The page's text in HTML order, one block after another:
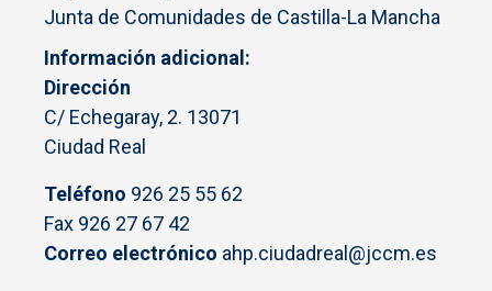
Junta de Comunidades de Castilla-La Mancha
Información adicional
Dirección
C/ Echegaray, 2. 13071
Ciudad Real
Teléfono 926 25 55 62
Fax 926 27 67 42
Correo electrónico ahp.ciudadreal@jccm.es